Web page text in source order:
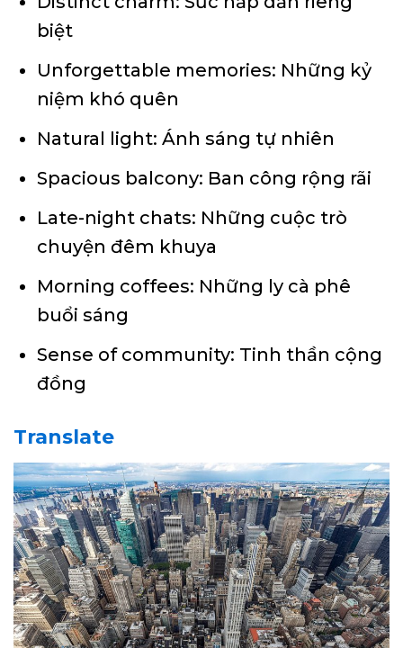
biệt
Unforgettable memories: Những kỷ
niệm khó quên
Natural light: Ánh sáng tự nhiên
Spacious balcony: Ban công rộng rãi
Late-night chats: Những cuộc trò
chuyện đêm khuya
Morning coffees: Những ly cà phê
buổi sáng
Sense of community: Tinh thần cộng
đồng
Translate